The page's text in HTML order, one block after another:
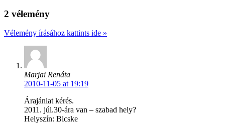
2 vélemény
Vélemény írásához kattints ide »
Marjai Renáta
2010-11-05 at 19:19
Árajánlat kérés.
2011. júl.30-ára van – szabad hely?
Helyszín: Bicske